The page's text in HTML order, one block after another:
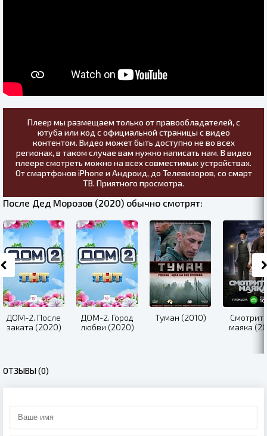
Плеер мы размещаем только от правообладателей, с
ютуба или код с официальной страницы с видео
контентом. Видео может быть доступно не во всех
регионах, в таком случае вам нужно написать нам. В видео
плеере смотреть можно на всех совместимых устройствах.
От смартфонов iPhone и Андроид, до Телевизоров, со смарт
ТВ. Приятного просмотра.
После Дед Морозов (2020) обычно смотрят:
ДОМ-2. После
заката (2020)
ДОМ-2. Город
любви (2020)
Туман (2010)
маяка
ОТЗЫВЫ (0)